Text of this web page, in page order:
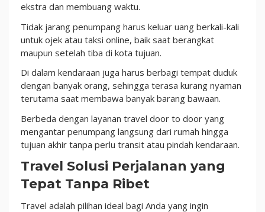
ekstra dan membuang waktu.
Tidak jarang penumpang harus keluar uang berkali-kali
untuk ojek atau taksi online, baik saat berangkat
maupun setelah tiba di kota tujuan.
Di dalam kendaraan juga harus berbagi tempat duduk
dengan banyak orang, sehingga terasa kurang nyaman
terutama saat membawa banyak barang bawaan.
Berbeda dengan layanan travel door to door yang
mengantar penumpang langsung dari rumah hingga
tujuan akhir tanpa perlu transit atau pindah kendaraan.
Travel Solusi Perjalanan yang
Tepat Tanpa Ribet
Travel adalah pilihan ideal bagi Anda yang ingin